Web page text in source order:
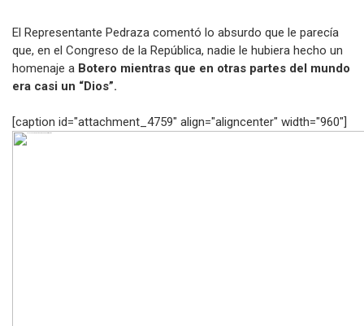
El Representante Pedraza comentó lo absurdo que le parecía
que, en el Congreso de la República, nadie le hubiera hecho un
homenaje a Botero mientras que en otras partes del mundo
era casi un “Dios”.
[caption id="attachment_4759" align="aligncenter" width="960"]